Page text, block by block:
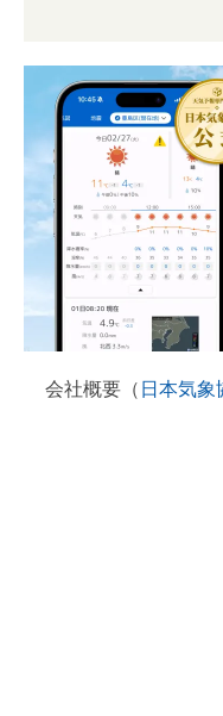
会社概要（ 日本気象